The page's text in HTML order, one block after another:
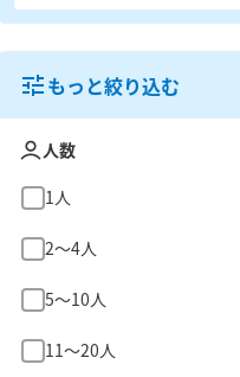
もっと絞り込む
人数
1人
2〜4人
5〜10人
11〜20人